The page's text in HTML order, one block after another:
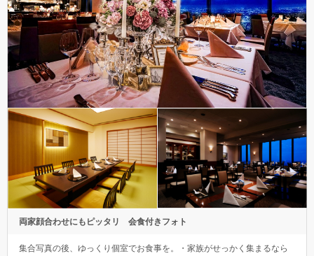
両家顔合わせにもピッタリ 会食付きフォト
集合写真の後、ゆっくり個室でお食事を。・家族がせっかく集まるなら